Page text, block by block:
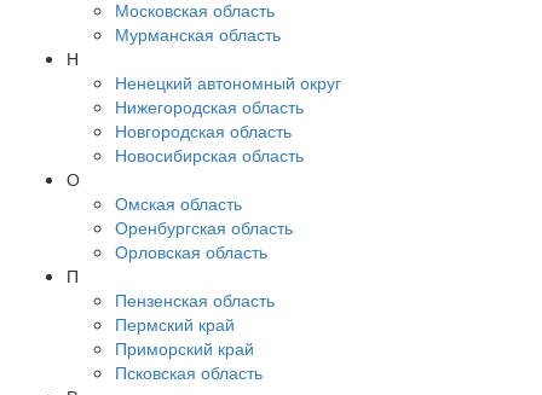
Московская область
Мурманская область
Н
Ненецкий автономный округ
Нижегородская область
Новгородская область
Новосибирская область
О
Омская область
Оренбургская область
Орловская область
П
Пензенская область
Пермский край
Приморский край
Псковская область